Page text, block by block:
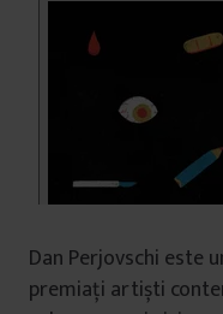
Dan Perjovschi este
premiați artiști